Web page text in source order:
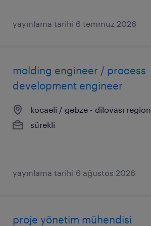
yayınlama tarihi 6 temmuz 2026
molding engineer / process
development engineer
kocaeli / gebze - dilovası region
sürekli
yayınlama tarihi 6 ağustos 2026
proje yönetim mühendisi